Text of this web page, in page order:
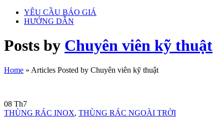
YÊU CẦU BÁO GIÁ
HƯỚNG DẪN
Posts by Chuyên viên kỹ thuật
Home » Articles Posted by Chuyên viên kỹ thuật
08 Th7
THÙNG RÁC INOX, THÙNG RÁC NGOÀI TRỜI